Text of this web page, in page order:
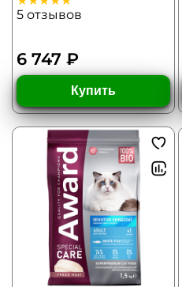
5 отзывов
6 747 ₽
Купить